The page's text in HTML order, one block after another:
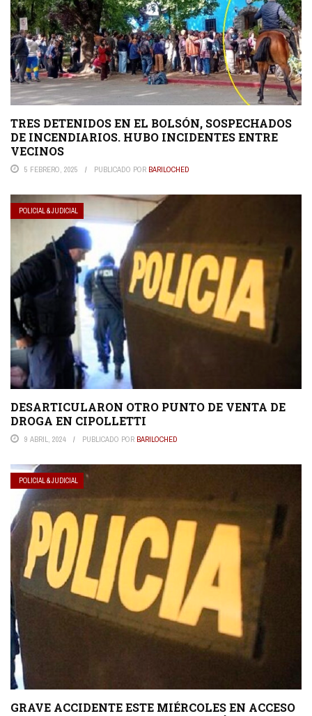
TRES DETENIDOS EN EL BOLSÓN, SOSPECHADOS
DE INCENDIARIOS. HUBO INCIDENTES ENTRE
VECINOS
5 FEBRERO, 2025 PUBLICADO POR BARILOCHED
POLICIAL & JUDICIAL
DESARTICULARON OTRO PUNTO DE VENTA DE
DROGA EN CIPOLLETTI
9 ABRIL, 2024 PUBLICADO POR BARILOCHED
POLICIAL & JUDICIAL
GRAVE ACCIDENTE ESTE MIÉRCOLES EN ACCESO